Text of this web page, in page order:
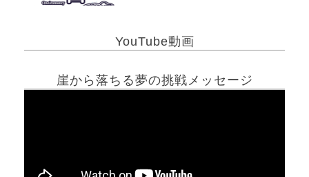
YouTube動画
崖から落ちる夢の挑戦メッセージ